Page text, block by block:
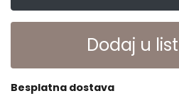
Dodaj u
Besplatna dostava